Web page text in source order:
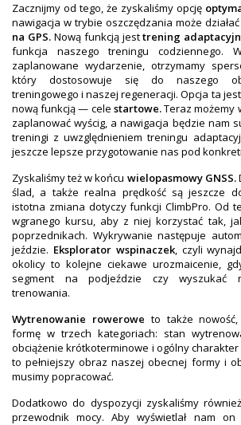
Zacznijmy od tego, że zyskaliśmy opcję
nawigacja w trybie oszczędzania może działać
na GPS.Nową funkcją jesttrening
funkcja naszego treningu codziennego.
zaplanowane wydarzenie, otrzymamy
który dostosowuje się do naszego
treningowego i naszej regeneracji. Opcja ta
nową funkcją — cele startowe.Teraz możemy
zaplanować wyścig, a nawigacja będzie nam
treningi z uwzględnieniem treningu
jeszcze lepsze przygotowanie nas pod
Zyskaliśmy też w końcu wielopasmowy GNSS.
ślad, a także realna prędkość są jeszcze
istotna zmiana dotyczy funkcji ClimbPro. Od
wgranego kursu, aby z niej korzystać tak,
poprzednikach. Wykrywanie następuje
jeździe. Eksplorator wspinaczek, czyli
okolicy to kolejne ciekawe urozmaicenie,
segment na podjeździe czy wyszukać
trenowania.
Wytrenowanie rowerowe to także
formę w trzech kategoriach: stan
obciążenie krótkoterminowe i ogólny charakter
to pełniejszy obraz naszej obecnej formy i
musimy popracować.
Dodatkowo do dyspozycji zyskaliśmy również
przewodnik mocy. Aby wyświetlał nam